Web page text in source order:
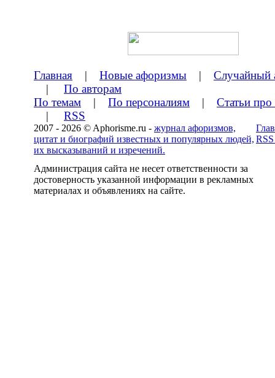
Главная | Новые афоризмы | Случайный
| По авторам
По темам | По персоналиям | Статьи
| RSS
2007 - 2026 © Aphorisme.ru - журнал афоризмов,
цитат и биографий известных и популярных людей,
их высказываний и изречений.
Администрация сайта не несет ответственности за
достоверность указанной информации в рекламных
материалах и объявлениях на сайте.